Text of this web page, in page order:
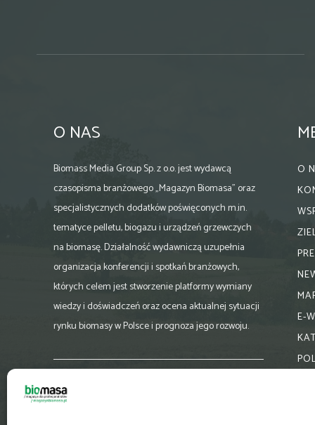
O NAS
Biomass Media Group Sp. z o.o. jest wydawcą
czasopisma branżowego „Magazyn Biomasa” oraz
specjalistycznych dodatków poświęconych m.in.
tematyce pelletu, biogazu i urządzeń grzewczych
na biomasę. Działalność wydawniczą uzupełnia
organizacja konferencji i spotkań branżowych,
których celem jest stworzenie platformy wymiany
wiedzy i doświadczeń oraz ocena aktualnej sytuacji
rynku biomasy w Polsce i prognoza jego rozwoju.
biuro@magazynbiomasa.pl
O
E-